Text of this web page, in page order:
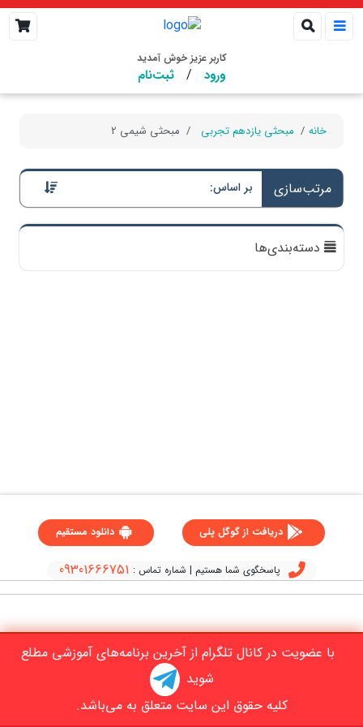
کاربر عزیز خوش آمدید
ورود / ثبت‌نام
خانه مبحثی یازدهم تجربی مبحثی شیمی 2
مرتب‌سازی بر اساس:
دسته‌بندی‌ها
دریافت از گوگل پلی دانلود مستقیم
پاسخگوی شما هستیم | شماره تماس : 09301666751
کلیه حقوق این سایت متعلق به می‌باشد.
با عضویت در کانال تلگرام از آخرین برنامه‌های آموزشی مطلع
شوید